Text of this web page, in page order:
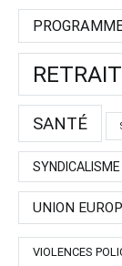
SANTÉ
SYNDICALISME
UNION
VIOLENCES